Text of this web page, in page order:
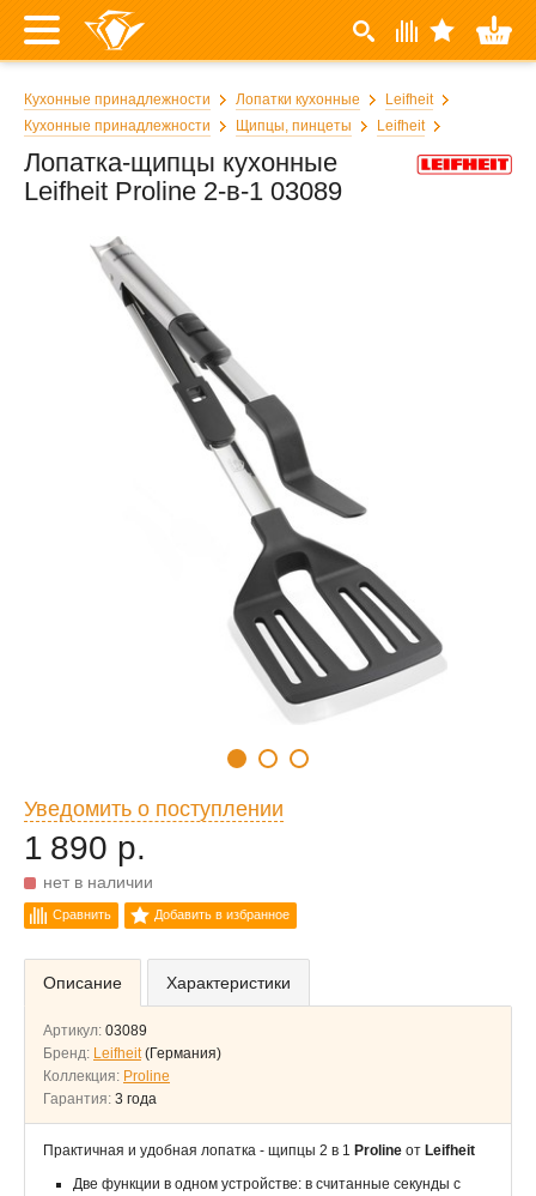
Кухонные принадлежности Лопатки кухонные
Leifheit
Кухонные принадлежности
Щипцы, пинцеты Leifheit
Лопатка-щипцы кухонные
Leifheit Proline 2-в-1 03089
Уведомить о поступлении
1 890 р.
нет в наличии
Сравнить Добавить в избранное
Описание Характеристики
Артикул: 03089
Бренд: Leifheit (Германия)
Коллекция: Proline
Гарантия: 3 года
Практичная и удобная лопатка - щипцы 2 в 1 Proline от Leifheit
Две функции в одном устройстве: в считанные секунды с